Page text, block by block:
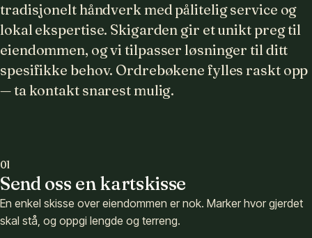
tradisjonelt håndverk med pålitelig service og
lokal ekspertise. Skigarden gir et unikt preg til
eiendommen, og vi tilpasser løsninger til ditt
spesifikke behov. Ordrebøkene fylles raskt opp
— ta kontakt snarest mulig.
01
Send oss en kartskisse
En enkel skisse over eiendommen er nok. Marker hvor gjerdet
skal stå, og oppgi lengde og terreng.